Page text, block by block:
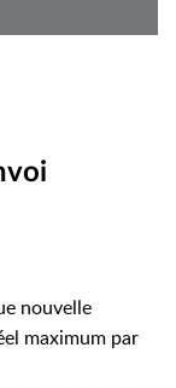
nouvelle
maximum par